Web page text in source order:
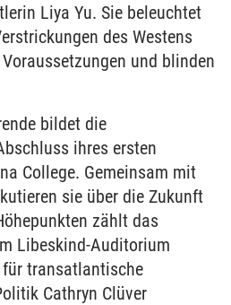
Liya Yu. Sie beleuchtet
des Westens
und blinden
bildet die
ihres ersten
College. Gemeinsam mit
sie über die Zukunft
zählt das
Libeskind-Auditorium
transatlantische
Cathryn Clüver